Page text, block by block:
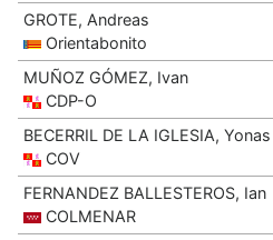
GROTE, Andreas
Orientabonito
MUÑOZ GÓMEZ, Ivan
CDP-O
BECERRIL DE LA IGLESIA, Yonas
COV
FERNANDEZ BALLESTEROS, Ian
COLMENAR